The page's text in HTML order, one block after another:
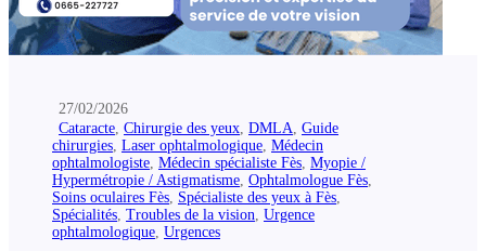
27/02/2026
Cataracte, Chirurgie des yeux, DMLA, Guide
chirurgies, Laser ophtalmologique, Médecin
ophtalmologiste, Médecin spécialiste Fès, Myopie /
Hypermétropie / Astigmatisme, Ophtalmologue Fès,
Soins oculaires Fès, Spécialiste des yeux à Fès,
Spécialités, Troubles de la vision, Urgence
ophtalmologique, Urgences